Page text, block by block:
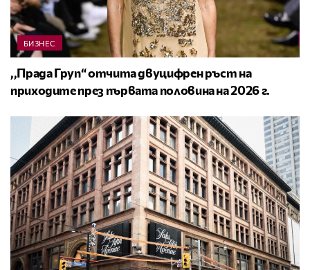
БИЗНЕС
,,Прада Груп“ отчита двуцифрен ръст на
приходите през първата половина на 2026 г.